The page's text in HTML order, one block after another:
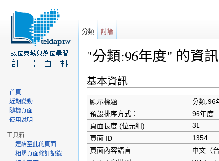
"分類:96年度" 的資訊
基本資訊
顯示標題
分類:96
預設排序方式：
96年度
頁面長度 (位元組)
31
頁面 ID
1354
頁面內容語言
中文（
分類 討論
首頁
近期變動
隨機頁面
使用說明
工具箱
連結至此的頁面
相關頁面修訂記錄